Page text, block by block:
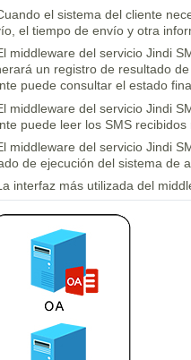
el sistema del cliente
el tiempo de envío y otra
middleware del servicio Jindi
un registro de resultado
puede consultar el estado
middleware del servicio Jindi
puede leer los SMS
middleware del servicio Jindi
de ejecución del sistema de
interfaz más utilizada del